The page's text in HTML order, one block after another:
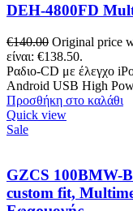
DEH-4800FD
€140.00 Original price
είναι: €138.50.
Ραδιο-CD με έλεγχο
Android USB High
Προσθήκη στο καλάθι
Quick view
Sale
GZCS 100BMW-
custom fit,